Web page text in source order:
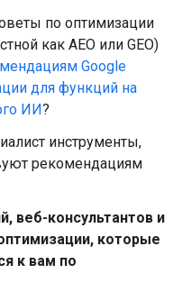
по оптимизации
как AEO или GEO)
Google
для функций на
ИИ?
инструменты,
рекомендациям
веб-консультантов и
которые
к вам по